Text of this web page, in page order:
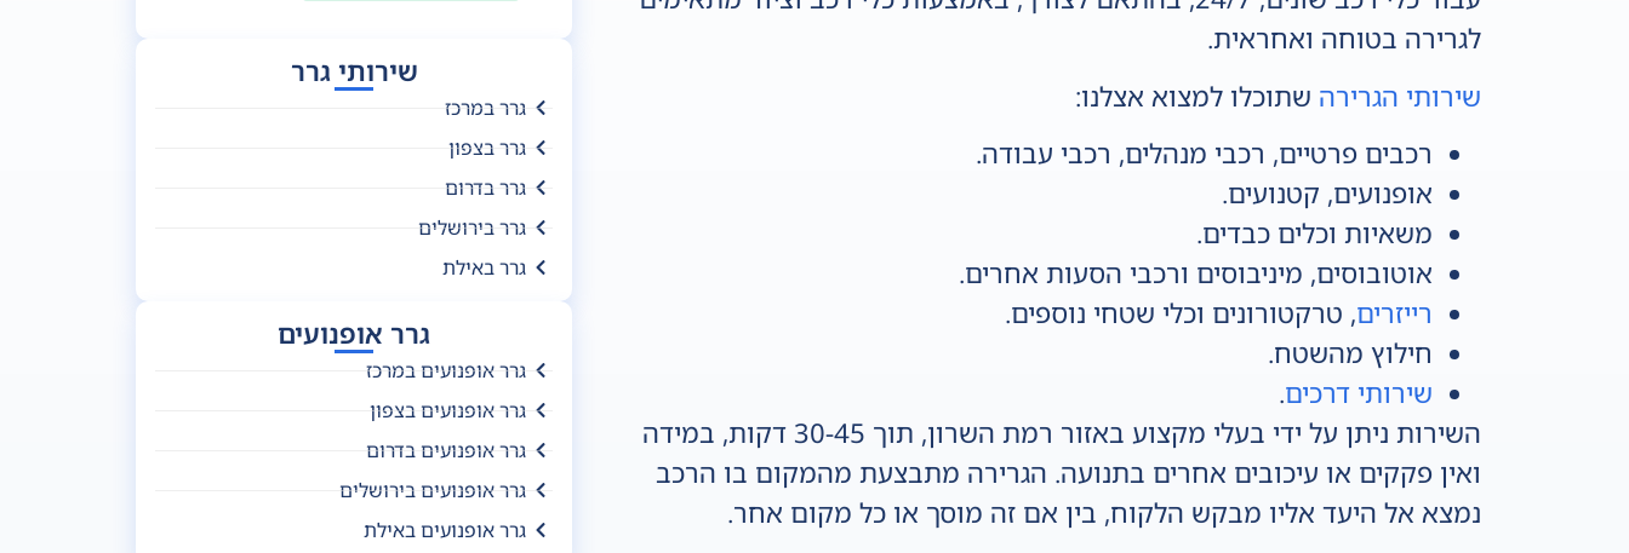
לגרירה בטוחה ואחראית.
שירותי הגרירה שתוכלו למצוא אצלנו:
רכבים פרטיים, רכבי מנהלים, רכבי עבודה.
אופנועים, קטנועים.
משאיות וכלים כבדים.
אוטובוסים, מיניבוסים ורכבי הסעות אחרים.
רייזרים, טרקטורונים וכלי שטחי נוספים.
חילוץ מהשטח.
שירותי דרכים.
השירות ניתן על ידי בעלי מקצוע באזור רמת השרון, תוך 30-45 דקות, במידה
ואין פקקים או עיכובים אחרים בתנועה. הגרירה מתבצעת מהמקום בו הרכב
נמצא אל היעד אליו מבקש הלקוח, בין אם זה מוסך או כל מקום אחר.
שירותי גרר
גרר במרכז
גרר בצפון
גרר בדרום
גרר בירושלים
גרר באילת
גרר אופנועים
גרר אופנועים במרכז
גרר אופנועים בצפון
גרר אופנועים בדרום
גרר אופנועים בירושלים
גרר אופנועים באילת